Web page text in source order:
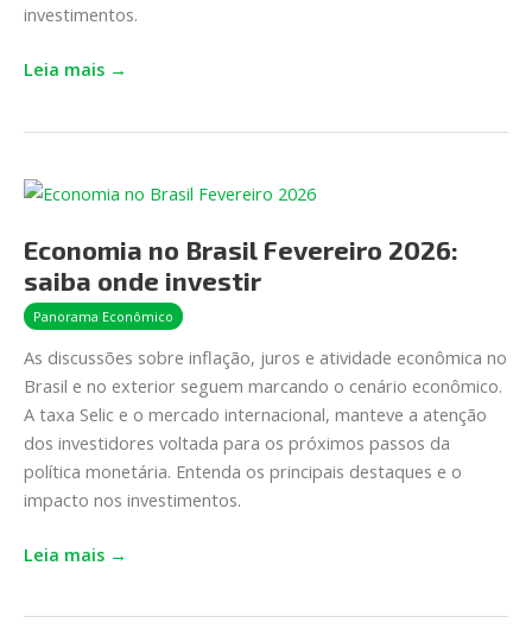
investimentos.
Leia mais →
Economia no Brasil Fevereiro 2026:
saiba onde investir
Panorama Econômico
As discussões sobre inflação, juros e atividade econômica no
Brasil e no exterior seguem marcando o cenário econômico.
A taxa Selic e o mercado internacional, manteve a atenção
dos investidores voltada para os próximos passos da
política monetária. Entenda os principais destaques e o
impacto nos investimentos.
Economia
Brasil
Fevereiro
2026:
saiba
onde
investir
Leia mais →